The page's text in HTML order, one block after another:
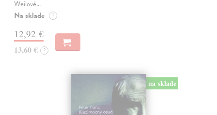
Weilové…
Na sklade ?
12,92 €
13,60 € ?
na sklade